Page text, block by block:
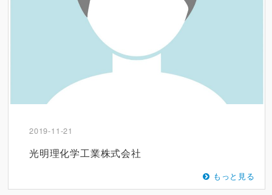
2019-11-21
光明理化学工業株式会社
もっと見る